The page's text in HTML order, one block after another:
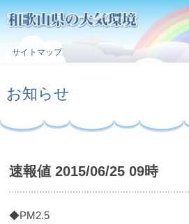
サイトマップ
お知らせ
速報値 2015/06/25 09時
◆PM2.5